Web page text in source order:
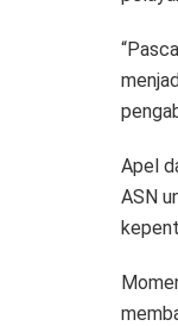
Apel
ASN